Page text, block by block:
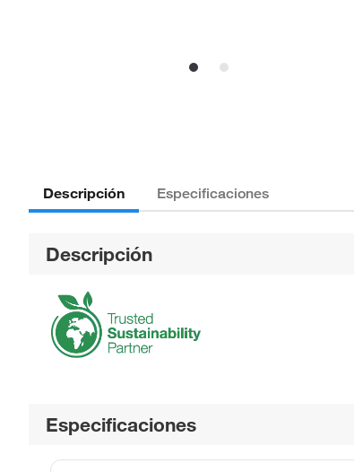
Descripción Especificaciones
Descripción
Especificaciones